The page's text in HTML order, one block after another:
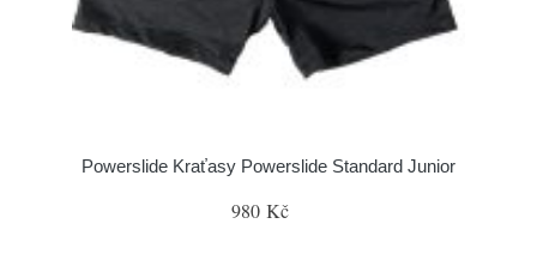
Powerslide Kraťasy Powerslide Standard Junior
980 Kč